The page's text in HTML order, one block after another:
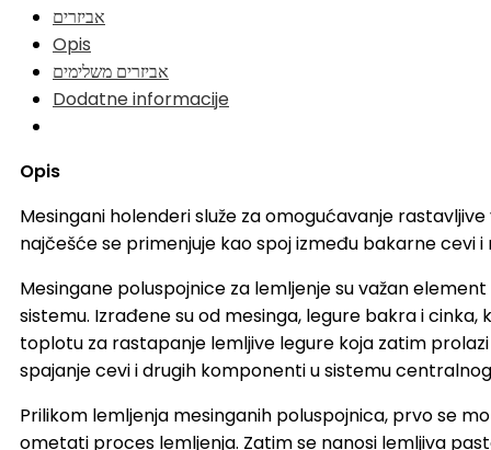
אביזרים
Opis
אביזרים משלימים
Dodatne informacije
Opis
Mesingani holenderi služe za omogućavanje
najčešće se primenjuje kao spoj između bakarne cevi
Mesingane poluspojnice za lemljenje su važan
sistemu. Izrađene su od mesinga, legure bakra i
toplotu za rastapanje lemljive legure koja zatim
spajanje cevi i drugih komponenti u sistemu
Prilikom lemljenja mesinganih poluspojnica, prvo se
ometati proces lemljenja. Zatim se nanosi lemljiva